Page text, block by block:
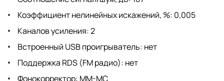
Коэффициент нелинейных искажений, %: 0,005
Каналов усиления: 2
Встроенный USB проигрыватель: нет
Поддержка RDS (FM радио): нет
Фонокорректор: MM-MC